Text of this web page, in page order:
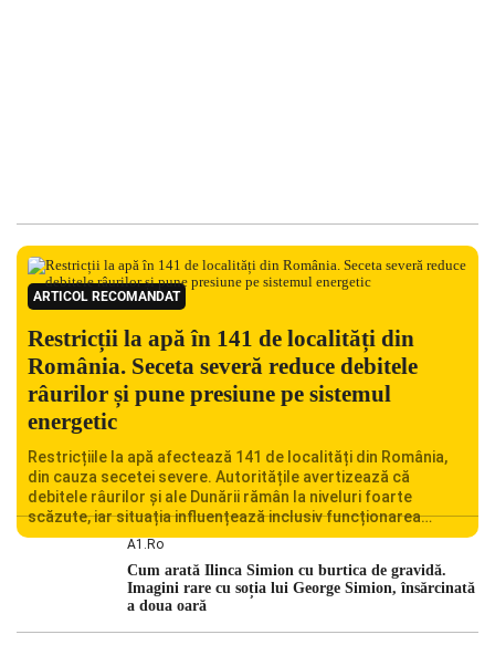
ARTICOL RECOMANDAT
Restricții la apă în 141 de localități din
România. Seceta severă reduce debitele
râurilor și pune presiune pe sistemul
energetic
Restricțiile la apă afectează 141 de localități din România,
din cauza secetei severe. Autoritățile avertizează că
debitele râurilor și ale Dunării rămân la niveluri foarte
scăzute, iar situația influențează inclusiv funcționarea
Centralei Nucleare de la Cernavodă. România se confruntă
hidrologic din ultimii ani. Lipsa […]
A1.ro
Cum arată Ilinca Simion cu burtica de gravidă.
Imagini rare cu soția lui George Simion, însărcinată
a doua oară